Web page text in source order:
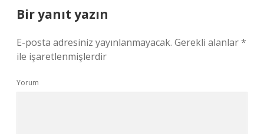
Bir yanıt yazın
E-posta adresiniz yayınlanmayacak. Gerekli alanlar*
ile işaretlenmişlerdir
Yorum